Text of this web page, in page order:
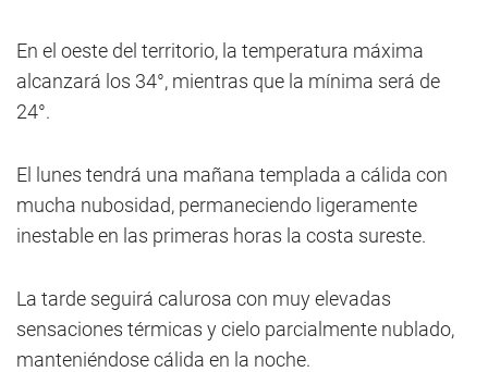
En el oeste del territorio, la temperatura máxima
alcanzará los 34°, mientras que la mínima será de
24°.
El lunes tendrá una mañana templada a cálida con
mucha nubosidad, permaneciendo ligeramente
inestable en las primeras horas la costa sureste.
La tarde seguirá calurosa con muy elevadas
sensaciones térmicas y cielo parcialmente nublado,
manteniéndose cálida en la noche.